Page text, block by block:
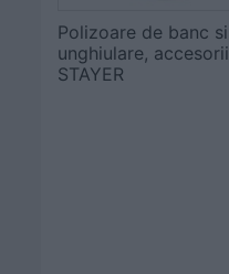
Polizoare de banc si
unghiulare, accesorii
STAYER